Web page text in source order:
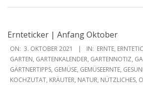
Ernteticker | Anfang Oktober
2021-
10-
03
ON: 3. OKTOBER 2021 IN: ERNTE,
GARTEN, GARTENKALENDER, GARTENNOTIZ,
GÄRTNERTIPPS, GEMÜSE, GEMÜSEERNTE,
KOCHZUTAT, KRÄUTER, NATUR, NÜTZLICHES,